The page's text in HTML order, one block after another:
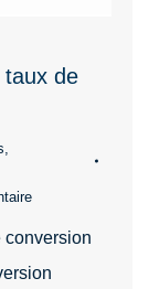
taux de
,
conversion